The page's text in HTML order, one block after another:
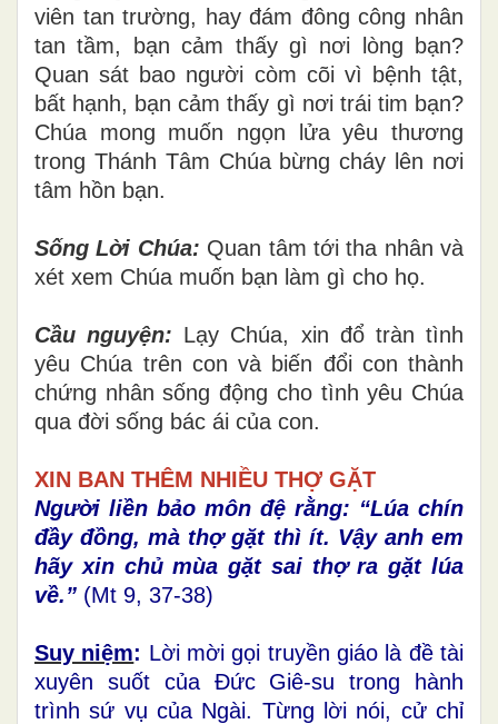
viên tan trường, hay đám đông công nhân
tan tầm, bạn cảm thấy gì nơi lòng bạn?
Quan sát bao người còm cõi vì bệnh tật,
bất hạnh, bạn cảm thấy gì nơi trái tim bạn?
Chúa mong muốn ngọn lửa yêu thương
trong Thánh Tâm Chúa bừng cháy lên nơi
tâm hồn bạn.
Sống Lời Chúa: Quan tâm tới tha nhân và
xét xem Chúa muốn bạn làm gì cho họ.
Cầu nguyện: Lạy Chúa, xin đổ tràn tình
yêu Chúa trên con và biến đổi con thành
chứng nhân sống động cho tình yêu Chúa
qua đời sống bác ái của con.
XIN BAN THÊM NHIỀU THỢ GẶT
Người liền bảo môn đệ rằng: “Lúa chín
đầy đồng, mà thợ gặt thì ít. Vậy anh em
hãy xin chủ mùa gặt sai thợ ra gặt lúa
về.” (Mt 9, 37-38)
Suy niệm: Lời mời gọi truyền giáo là đề tài
xuyên suốt của Đức Giê-su trong hành
trình sứ vụ của Ngài. Từng lời nói, cử chỉ